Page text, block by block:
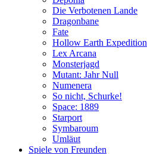
Die Verbotenen Lande
Dragonbane
Fate
Hollow Earth Expedition
Lex Arcana
Monsterjagd
Mutant: Jahr Null
Numenera
So nicht, Schurke!
Space: 1889
Starport
Symbaroum
Umläut
Spiele von Freunden